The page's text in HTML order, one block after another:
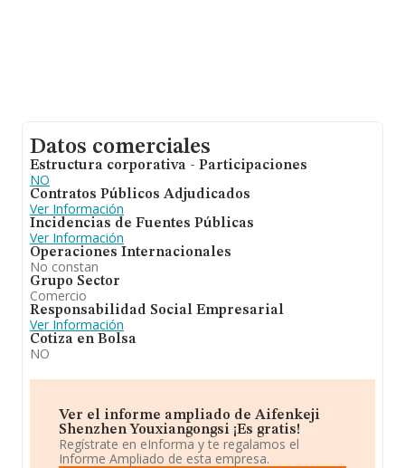
Datos comerciales
Estructura corporativa - Participaciones
NO
Contratos Públicos Adjudicados
Ver Información
Incidencias de Fuentes Públicas
Ver Información
Operaciones Internacionales
No constan
Grupo Sector
Comercio
Responsabilidad Social Empresarial
Ver Información
Cotiza en Bolsa
NO
Ver el informe ampliado de Aifenkeji
Shenzhen Youxiangongsi ¡Es gratis!
Regístrate en eInforma y te regalamos el
Informe Ampliado de esta empresa.